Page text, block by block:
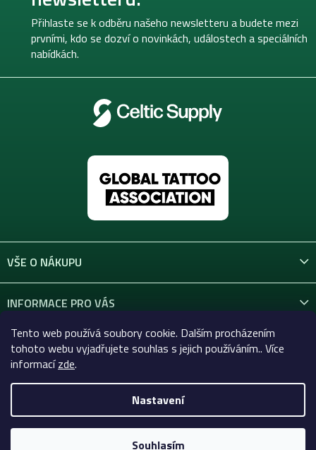
Tento web používá soubory cookie. Dalším procházením
tohoto webu vyjadřujete souhlas s jejich používáním.. Více
informacízde.
Nastavení
Souhlasím
Přihlaste se k odběru našeho newsletteru a budete mezi
prvními, kdo se dozví o novinkách, událostech a speciálních
nabídkách.
VŠE O NÁKUPU
INFORMACE PRO VÁS
KONTAKT
Copyright 2026Celtic-Supply.cz | Vše pro tetování a
permanentní makeup. Všechna práva vyhrazena.